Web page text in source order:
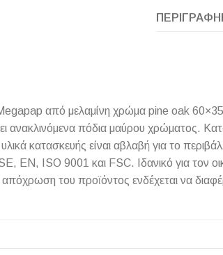
Μάρμαρο
ΠΕΡΙΓΡΑΦΉ
από μελαμίνη χρώμα pine oak
ανακλινόμενα πόδια μαύρου χρώματος.
κατασκευής είναι αβλαβή για το
EN, ISO 9001 και FSC. Ιδανικό για τον
του προϊόντος ενδέχεται να